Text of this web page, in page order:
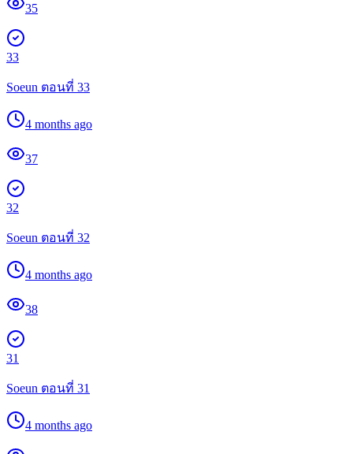
35
33
Soeun ตอนที่ 33
4 months ago
37
32
Soeun ตอนที่ 32
4 months ago
38
31
Soeun ตอนที่ 31
4 months ago